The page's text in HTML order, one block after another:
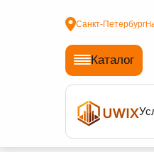
Санкт-Петербург
Каталог